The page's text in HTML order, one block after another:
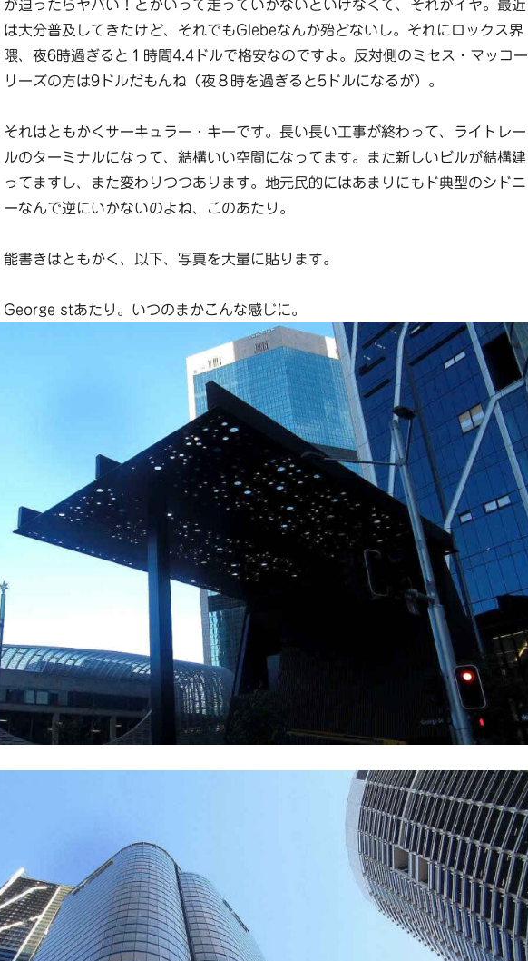
が迫ったらヤバい！とかいって走っていかないといけなくて、それがイヤ。最近
は大分普及してきたけど、それでもGlebeなんか殆どないし。それにロックス界
隈、夜6時過ぎると１時間4.4ドルで格安なのですよ。反対側のミセス・マッコー
リーズの方は9ドルだもんね（夜８時を過ぎると5ドルになるが）。
それはともかくサーキュラー・キーです。長い長い工事が終わって、ライトレー
ルのターミナルになって、結構いい空間になってます。また新しいビルが結構建
ってますし、また変わりつつあります。地元民的にはあまりにもド典型のシドニ
ーなんで逆にいかないのよね、このあたり。
能書きはともかく、以下、写真を大量に貼ります。
George stあたり。いつのまかこんな感じに。